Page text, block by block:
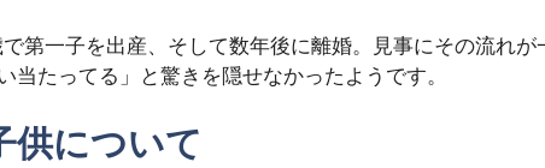
第一子を出産、そして数年後に離婚。見事にその流れが
たってる」と驚きを隠せなかったようです。
供について